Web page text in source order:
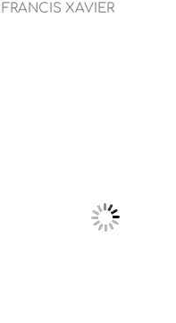
XAVIER